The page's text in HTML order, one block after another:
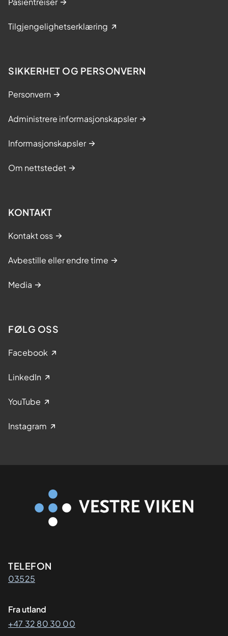
Tilgjengelighetserklæring
SIKKERHET OG PERSONVERN
Personvern
Administrere informasjonskapsler
Informasjonskapsler
Om nettstedet
KONTAKT
Kontakt oss
Avbestille eller endre time
Media
FØLG OSS
Facebook
LinkedIn
YouTube
Instagram
Kontaktinformasjon
TELEFON
03525
Fra utland
+47 32 80 30 00